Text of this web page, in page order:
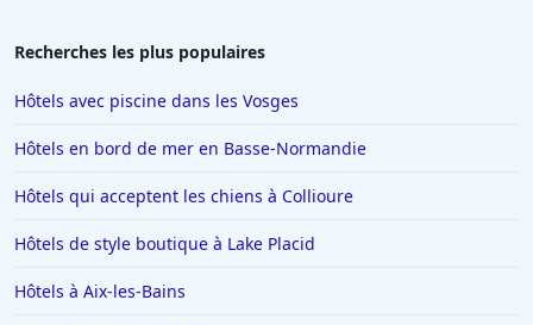
Recherches les plus populaires
Hôtels avec piscine dans les Vosges
Hôtels en bord de mer en Basse-Normandie
Hôtels qui acceptent les chiens à Collioure
Hôtels de style boutique à Lake Placid
Hôtels à Aix-les-Bains